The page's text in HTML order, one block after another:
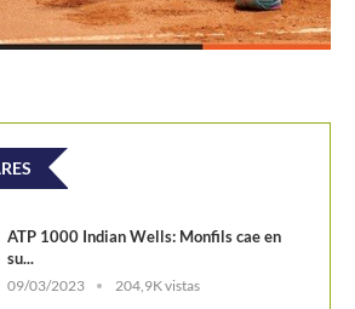
ATP 1000 Indian Wells: Monfils cae en
su...
09/03/2023 204,9K vistas